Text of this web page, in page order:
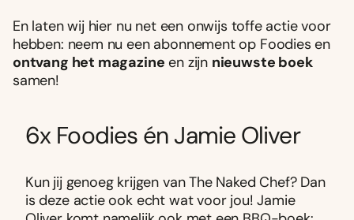
En laten wij hier nu net een onwijs toffe actie voor
hebben: neem nu een abonnement op Foodies en
ontvang het magazine en zijn nieuwste boek
samen!
6x Foodies én Jamie Oliver
Kun jij genoeg krijgen van The Naked Chef? Dan
is deze actie ook echt wat voor jou! Jamie